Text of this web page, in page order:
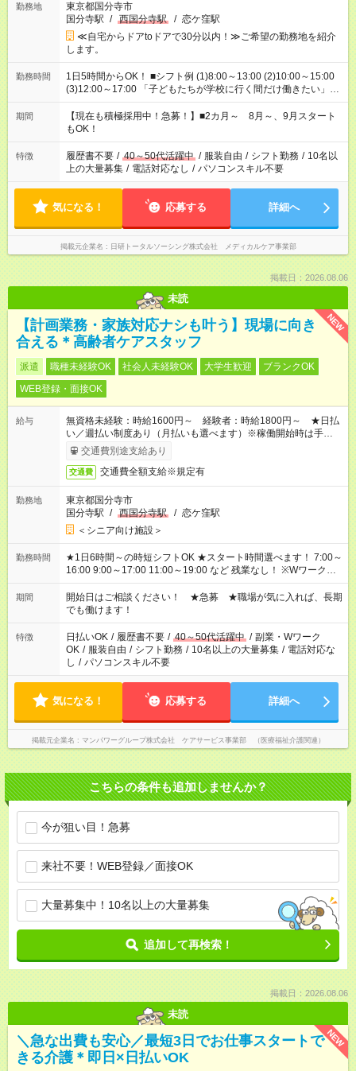
勤務地
東京都国分寺市
国分寺駅 / 西国分寺駅 / 恋ケ窪駅
≪自宅からドアtoドアで30分以内！≫ご希望の勤務地を紹介
します。
勤務時間
1日5時間からOK！ ■シフト例 (1)8:00～13:00 (2)10:00～15:00
(3)12:00～17:00 「子どもたちが学校に行く間だけ働きたい」
「余裕を持って夕飯の準備がしたい」 「午前中は働いて、午後
はプライベートの時間にしたい」 など、ご希望を教えてくださ
いね。 ※Wワーク希望の方へ 今ご覧のお仕事で希望する勤務時
間と、もう1つのお仕事の勤務時間。 合計で週40時間を超える
場合は応募できません。
期間
【現在も積極採用中！急募！】■2カ月～ 8月～、9月スタート
もOK！
特徴 履歴書不要 / 40～50代活躍中 / 服装自由 / シフト勤務 / 10名以
上の大量募集 / 電話対応なし / パソコンスキル不要
気になる！ 応募する 詳細へ
掲載元企業名 日研トータルソーシング株式会社 メディカルケア事業部
掲載日：2026.08.06
未読
NEW
【計画業務・家族対応ナシも叶う】現場に向き
合える＊高齢者ケアスタッフ
派遣 職種未経験OK 社会人未経験OK 大学生歓迎
ブランクOK
WEB登録・面接OK
給与
無資格未経験：時給1600円～ 経験者：時給1800円～ ★日払
い／週払い制度あり（月払いも選べます）※稼働開始時は手続き
完了次第のお支払いとなります。
交通費別途支給あり
交通費 交通費全額支給※規定有
勤務地
東京都国分寺市
国分寺駅 / 西国分寺駅 / 恋ケ窪駅
＜シニア向け施設＞
勤務時間
★1日6時間～の時短シフトOK ★スタート時間選べます！ 7:00～
16:00 9:00～17:00 11:00～19:00 など 残業なし！ ※Wワークの
場合、他のお仕事と合わせ週40時間超の就業はご案内できませ
ん ※法令に基づき、週20時間以上勤務は社会保険への加入対象
となります ※労働者派遣法（日雇い派遣の原則禁止）により、
短時間・短期間の就業はご案内が難しい場合があります
期間
開始日はご相談ください！ ★急募 ★職場が気に入れば、長期
でも働けます！
特徴 日払いOK / 履歴書不要 / 40～50代活躍中 / 副業・Wワーク
OK / 服装自由 / シフト勤務 / 10名以上の大量募集 / 電話対応な
し / パソコンスキル不要
気になる！ 応募する 詳細へ
掲載元企業名 マンパワーグループ株式会社 ケアサービス事業部 （医療福祉介護関連）
こちらの条件も追加しませんか？
今が狙い目！急募
来社不要！WEB登録／面接OK
大量募集中！10名以上の大量募集
追加して再検索！
掲載日：2026.08.06
未読
NEW
＼急な出費も安心／最短3日でお仕事スタートで
きる介護＊即日×日払いOK